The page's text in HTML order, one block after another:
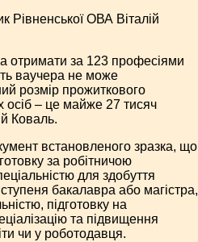
Рівненської ОВА Віталій
отримати за 123 професіями
ваучера не може
розмір прожиткового
осіб – це майже 27 тисяч
Коваль.
встановленого зразка, що
за робітничою
для здобуття
бакалавра або магістра,
підготовку на
та підвищення
чи у роботодавця.